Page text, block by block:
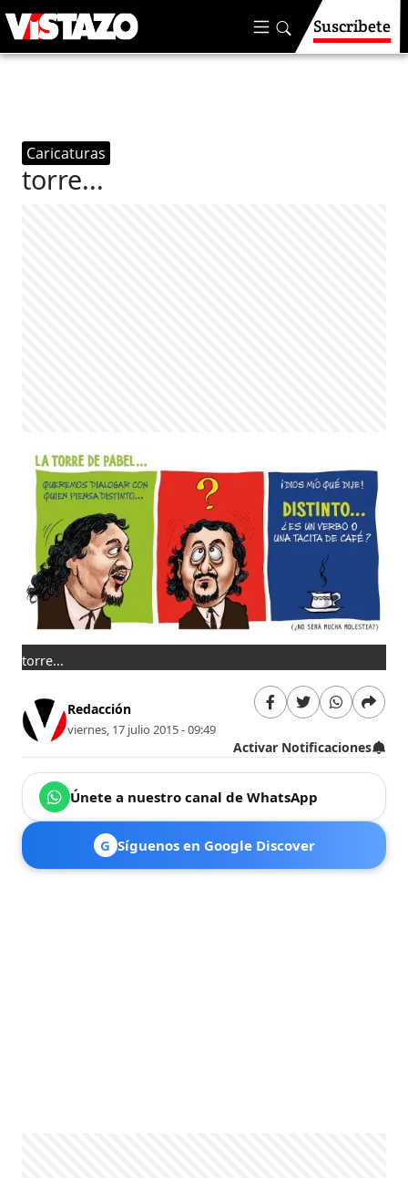
Suscríbete
Caricaturas
torre...
torre...
Redacción
viernes, 17 julio 2015 - 09:49
Activar Notificaciones
Únete a nuestro canal de WhatsApp
G Síguenos en Google Discover